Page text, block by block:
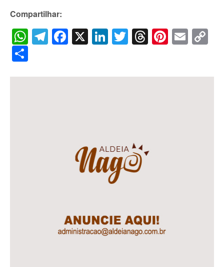
Compartilhar:
WhatsApp
Telegram
Facebook
X LinkedIn
Twitter
Threads